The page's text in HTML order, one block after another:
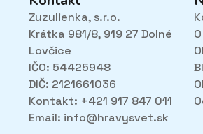
Zuzulienka, s.r.o.
Krátka 981/8, 919 27 Dolné
Lovčice
IČO: 54425948
DIČ: 2121661036
Kontakt: +421 917 847 011
Email: info@hravysvet.sk